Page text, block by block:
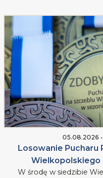
05.08.2026
Losowanie Pucharu
Wielkopolskiego
W środę w siedzibie